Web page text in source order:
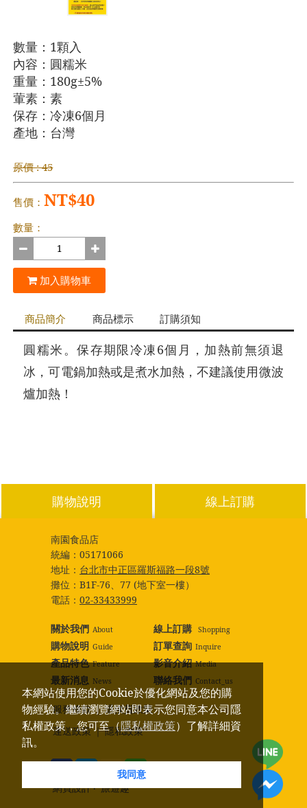
本網站使用您的Cookie於優化網站及您的購
物經驗。繼續瀏覽網站即表示您同意本公司隱
私權政策，您可至（隱私權政策）了解詳細資
訊。
我同意
數量：1顆入
內容：圓糯米
重量：180g±5%
葷素：素
保存：冷凍6個月
產地：台灣
原價 : 45
售價：NT$40
數量：
加入購物車
商品簡介 商品標示 訂購須知
圓糯米。保存期限冷凍6個月，加熱前無須退
冰，可電鍋加熱或是煮水加熱，不建議使用微波
爐加熱！
購物說明 線上訂購
南園食品店
統編： 05171066
地址： 台北市中正區羅斯福路一段8號
攤位： B1F-76、77 (地下室一樓）
電話： 02-33433999
關於我們 About 線上訂購 Shopping
購物說明 Guide 訂單查詢 Inquire
產品特色 Feature 影音介紹 Media
最新消息 News 聯絡我們 Contact_us
服務條款｜退換貨政策
運送政策｜隱私政策
網頁設計‧旅遊趣